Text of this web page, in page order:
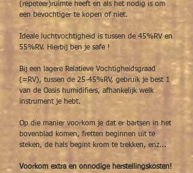
(repeteer)ruimte heeft en als het nodig is om
een bevochtiger te kopen of niet.
Ideale luchtvochtigheid is tussen de 45%RV en
55%RV. Hierbij ben je safe !
Bij een lagere Relatieve Vochtigheidsgraad
(=RV), tussen de 25-45%RV, gebruik je best 1
van de Oasis humidifiers, afhankelijk welk
instrument je hebt.
Op die manier voorkom je dat er bartsen in het
bovenblad komen, fretten beginnen uit te
steken, de hals begint krom te trekken, enz...
Voorkom extra en onnodige herstellingskosten!